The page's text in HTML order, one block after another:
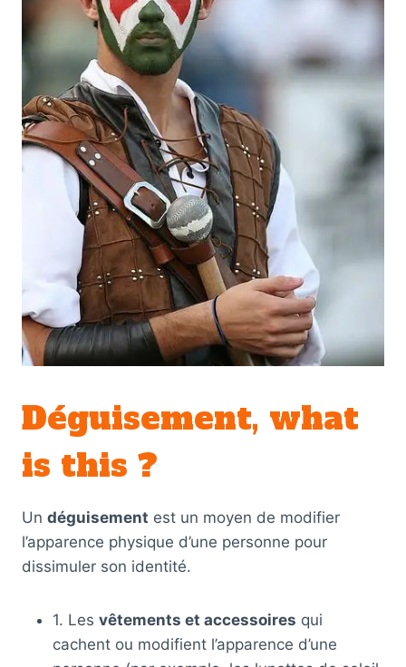
Déguisement, what
is this ?
Un déguisement est un moyen de modifier
l’apparence physique d’une personne pour
dissimuler son identité.
1. Les vêtements et accessoires qui
cachent ou modifient l’apparence d’une